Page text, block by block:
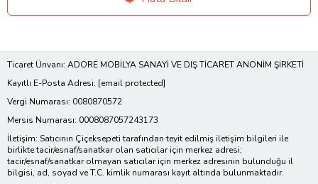
Ticaret Ünvanı: ADORE MOBİLYA SANAYİ VE DIŞ TİCARET ANONİM ŞİRKETİ
Kayıtlı E-Posta Adresi: [email protected]
Vergi Numarası: 0080870572
Mersis Numarası: 0008087057243173
İletişim: Satıcının Çiçeksepeti tarafından teyit edilmiş iletişim bilgileri ile
birlikte tacir/esnaf/sanatkar olan satıcılar için merkez adresi;
tacir/esnaf/sanatkar olmayan satıcılar için merkez adresinin bulunduğu il
bilgisi, ad, soyad ve T.C. kimlik numarası kayıt altında bulunmaktadır.